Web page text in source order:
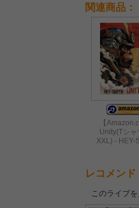
関連商品：
【
Unity(Tシ
XXL) - HEY-
レコメンド
このライブ